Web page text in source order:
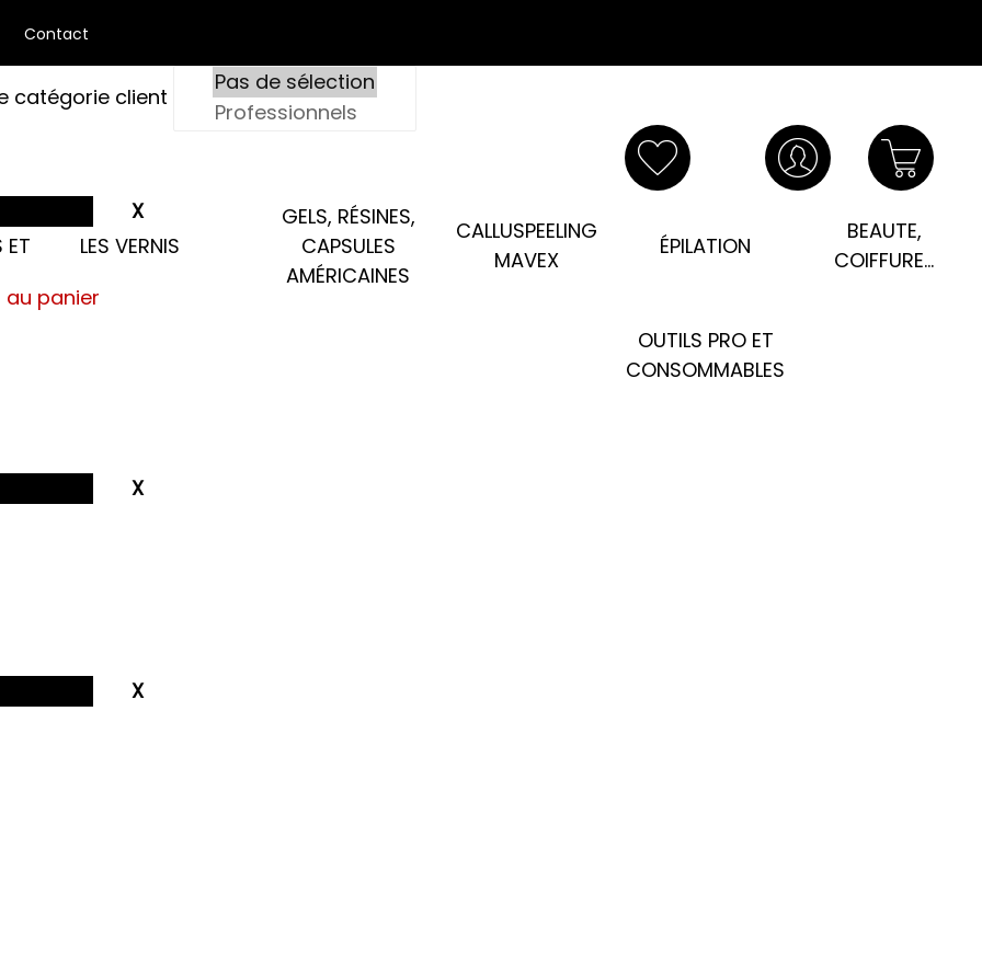
Contact
catégorie client
panier
ET LES VERNIS
GELS, RÉSINES,
CAPSULES
AMÉRICAINES
CALLUSPEELING
MAVEX
ÉPILATION
BEAUTE,
COIFFURE...
OUTILS PRO ET
CONSOMMABLES